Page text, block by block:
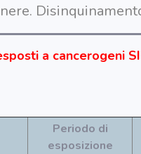
a cancerogeni
Periodo di
esposizione